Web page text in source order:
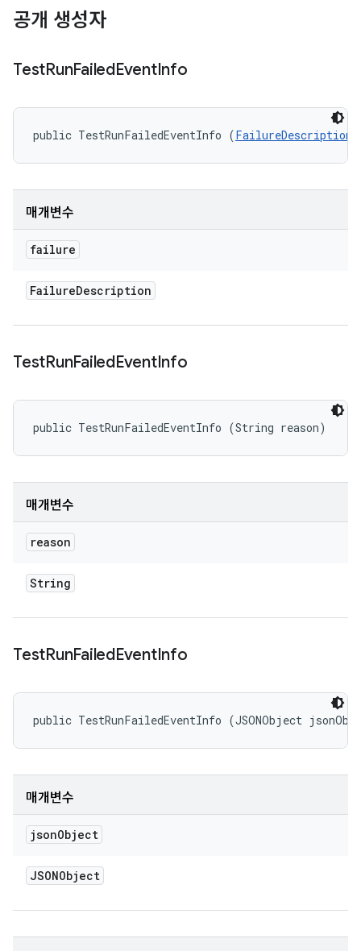
공개 생성자
TestRunFailedEventInfo
public TestRunFailedEventInfo (FailureDescription
매개변수
failure
FailureDescription
TestRunFailedEventInfo
public TestRunFailedEventInfo (String reason)
매개변수
reason
String
TestRunFailedEventInfo
public TestRunFailedEventInfo (JSONObject
매개변수
jsonObject
JSONObject